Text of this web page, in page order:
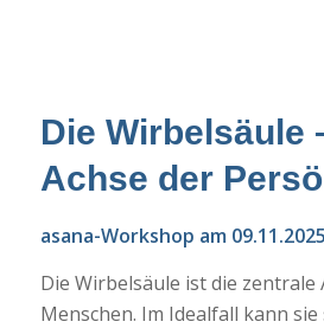
Die Wirbelsäule
Achse der
asana-Workshop am 09.11.2025
Die Wirbelsäule ist die zentrale
Menschen. Im Idealfall kann